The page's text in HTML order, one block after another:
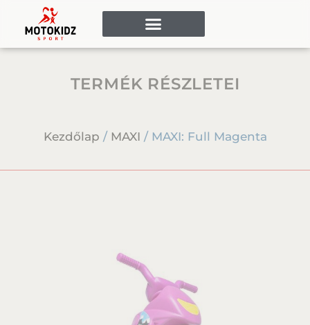
TERMÉK RÉSZLETEI
Kezdőlap / MAXI / MAXI: Full Magenta